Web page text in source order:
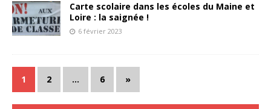
Carte scolaire dans les écoles du Maine et
Loire : la saignée !
6 février 2023
1 2 … 6 »